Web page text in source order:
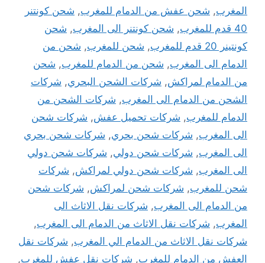
المغرب, شحن عفش من الدمام للمغرب, شحن كونتنر
40 قدم للمغرب
, شحن كونتنر الى المغرب, شحن
كونتينر 20 قدم للمغرب
, شحن للمغرب, شحن من
الدمام الى المغرب, شحن من الدمام للمغرب, شحن
من الدمام لمراكش, شركات الشحن البحري, شركات
الشحن من الدمام الى المغرب, شركات الشحن من
الدمام للمغرب, شركات تحميل عفش, شركات شحن
الى المغرب, شركات شحن بحري, شركات شحن بحري
الى المغرب, شركات شحن دولي, شركات شحن دولي
الى المغرب, شركات شحن دولي لمراكش, شركات
شحن للمغرب, شركات شحن لمراكش, شركات شحن
من الدمام الى المغرب, شركات نقل الاثاث الى
المغرب, شركات نقل الاثاث من الدمام الى المغرب,
شركات نقل الاثاث من الدمام الي المغرب, شركات نقل
العفش من الدمام للمغرب, شركات نقل عفش للمغرب,